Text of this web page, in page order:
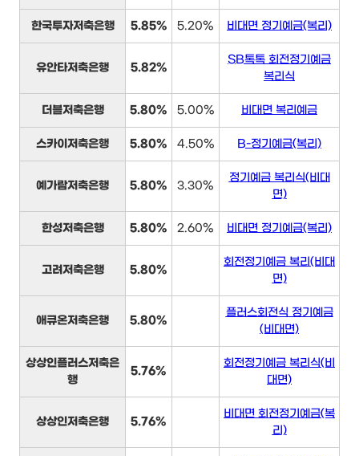
한국투자저축은행 5.85% 5.20% 비대면 정기예금(복리)
유안타저축은행 5.82%
SB톡톡 회전정기예금
복리식
더블저축은행 5.80% 5.00% 비대면 복리예금
스카이저축은행 5.80% 4.50% B-정기예금(복리)
예가람저축은행 5.80% 3.30%
정기예금 복리식(비대
면)
한성저축은행 5.80% 2.60% 비대면 정기예금(복리)
고려저축은행 5.80%
회전정기예금 복리(비대
면)
애큐온저축은행 5.80%
플러스회전식 정기예금
(비대면)
상상인플러스저축은
행
5.76%
회전정기예금 복리식(비
대면)
상상인저축은행 5.76%
비대면 회전정기예금(복
리)